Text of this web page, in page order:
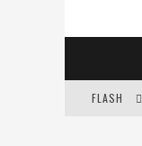
FLASH